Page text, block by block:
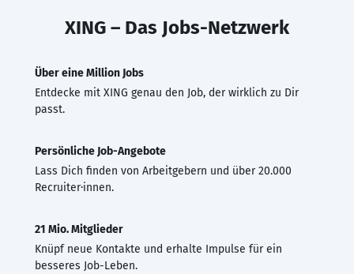
XING – Das Jobs-Netzwerk
Über eine Million Jobs
Entdecke mit XING genau den Job, der wirklich zu Dir
passt.
Persönliche Job-Angebote
Lass Dich finden von Arbeitgebern und über 20.000
Recruiter·innen.
21 Mio. Mitglieder
Knüpf neue Kontakte und erhalte Impulse für ein
besseres Job-Leben.